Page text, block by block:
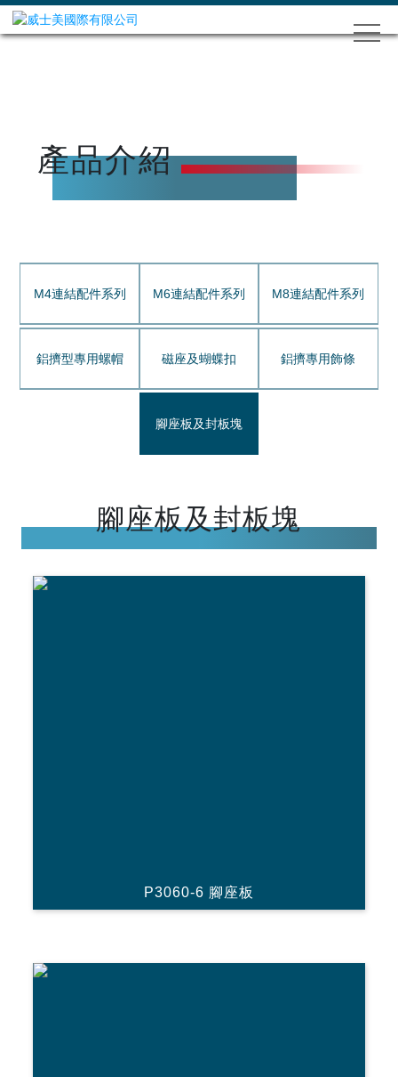
產品介紹
M4連結配件系列 M6連結配件系列 M8連結配件系列
鋁擠型專用螺帽 磁座及蝴蝶扣 鋁擠專用飾條
腳座板及封板塊
腳座板及封板塊
P3060-6 腳座板